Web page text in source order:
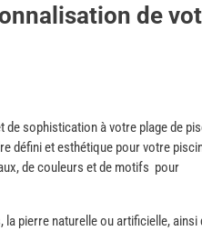
de
de sophistication à votre plage de
défini et esthétique pour votre
de couleurs et de motifs pour
pierre naturelle ou artificielle, ainsi